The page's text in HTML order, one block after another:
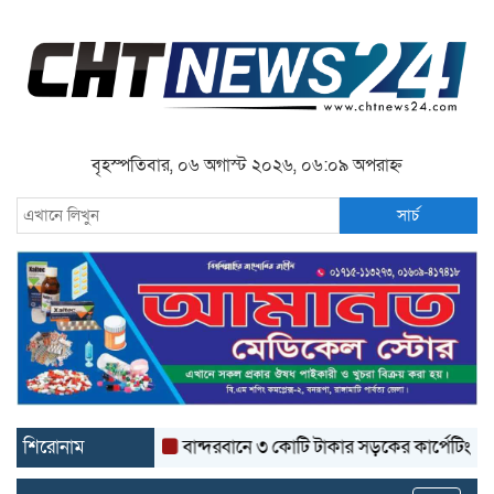
বৃহস্পতিবার, ০৬ অগাস্ট ২০২৬, ০৬:০৯ অপরাহ্ন
সার্চ
শিরোনাম বান্দরবানে ৩ কোটি টাকার সড়কের কার্পেটিং উঠে যাচ্ছে